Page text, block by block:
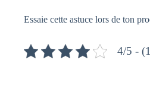
Essaie cette astuce lors de ton
4/5 -